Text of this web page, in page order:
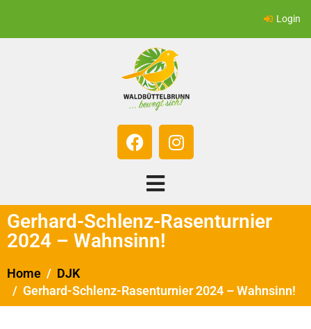
Login
Gerhard-Schlenz-Rasenturnier
2024 – Wahnsinn!
Home
DJK
Gerhard-Schlenz-Rasenturnier 2024 – Wahnsinn!